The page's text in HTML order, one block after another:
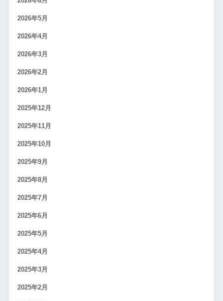
2026年5月
2026年4月
2026年3月
2026年2月
2026年1月
2025年12月
2025年11月
2025年10月
2025年9月
2025年8月
2025年7月
2025年6月
2025年5月
2025年4月
2025年3月
2025年2月